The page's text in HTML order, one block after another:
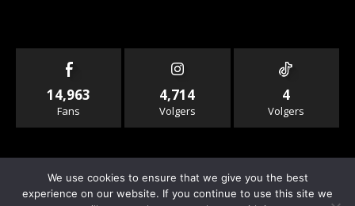
14,963
Fans
4,714
Volgers
4
Volgers
We use cookies to ensure that we give you the best
experience on our website. If you continue to use this site we